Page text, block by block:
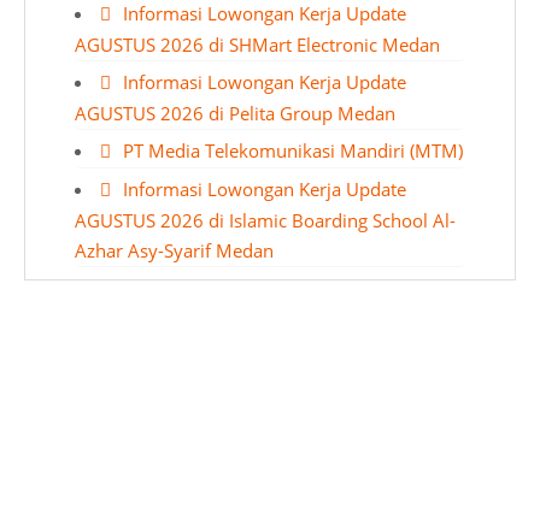
Informasi Lowongan Kerja Update
AGUSTUS 2026 di SHMart Electronic Medan
Informasi Lowongan Kerja Update
AGUSTUS 2026 di Pelita Group Medan
PT Media Telekomunikasi Mandiri (MTM)
Informasi Lowongan Kerja Update
AGUSTUS 2026 di Islamic Boarding School Al-
Azhar Asy-Syarif Medan